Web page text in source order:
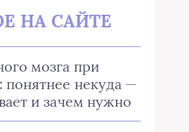
НА САЙТЕ
мозга при
понятнее некуда —
и зачем нужно